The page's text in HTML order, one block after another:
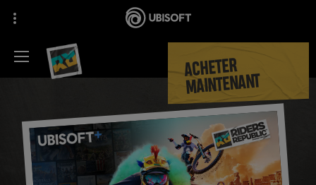
ACHETER
MAINTENANT